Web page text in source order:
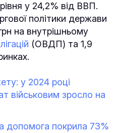
у 24,2% від ВВП.
політики держави
на внутрішньому
(ОВДП) та 1,9
у 2024 році
військовим зросло на
допомога покрила 73%